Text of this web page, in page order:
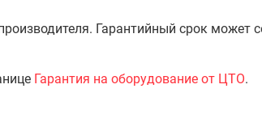
Гарантийный срок может
Гарантия на оборудование от ЦТО.